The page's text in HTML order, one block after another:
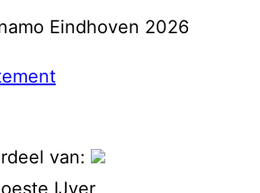
Eindhoven 2026
van:
IJver